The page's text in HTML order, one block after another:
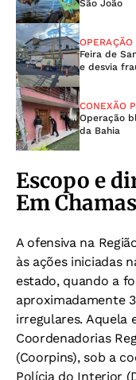
São João
Feira de
e desvia
CONEXÃO
Operação
da Bahia
Escopo e
Em Chamas
A ofensiva na
às ações iniciadas
estado, quando a
aproximadamente
irregulares. Aquela
Coordenadorias
(Coorpins), sob a
Polícia do Interior